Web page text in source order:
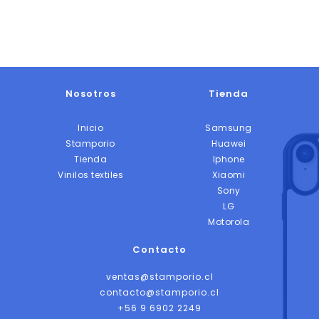
Nosotros
Inicio
Stamporio
Tienda
Vinilos textiles
Tienda
Samsung
Huawei
Iphone
Xiaomi
Sony
LG
Motorola
Contacto
ventas@stamporio.cl
contacto@stamporio.cl
+56 9 6902 2249